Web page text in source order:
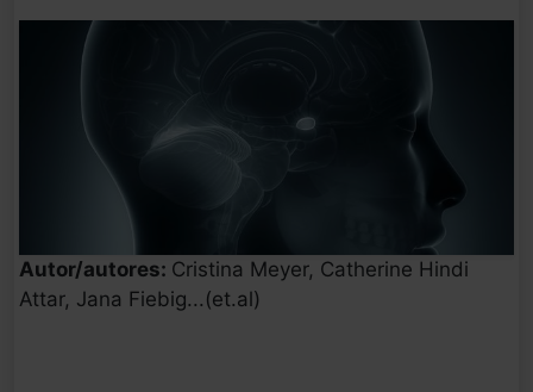
Autor/autores: Cristina Meyer, Catherine Hindi
Attar, Jana Fiebig...(et.al)